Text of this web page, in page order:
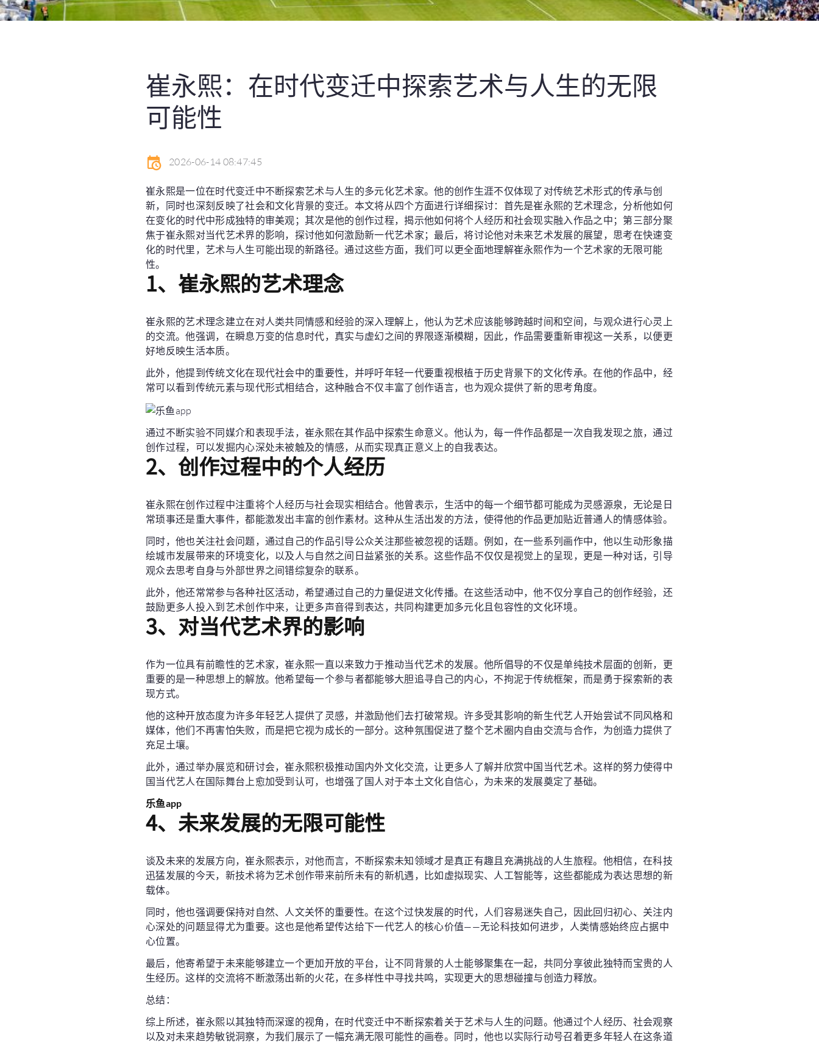
崔永熙：在时代变迁中探索艺术与人生的无限
可能性
2026-06-14 08:47:45
崔永熙是一位在时代变迁中不断探索艺术与人生的多元化艺术家。他的创作生涯不仅体现了对传统艺术形式的传承与创
新，同时也深刻反映了社会和文化背景的变迁。本文将从四个方面进行详细探讨：首先是崔永熙的艺术理念，分析他如何
在变化的时代中形成独特的审美观；其次是他的创作过程，揭示他如何将个人经历和社会现实融入作品之中；第三部分聚
焦于崔永熙对当代艺术界的影响，探讨他如何激励新一代艺术家；最后，将讨论他对未来艺术发展的展望，思考在快速变
化的时代里，艺术与人生可能出现的新路径。通过这些方面，我们可以更全面地理解崔永熙作为一个艺术家的无限可能
性。
1、崔永熙的艺术理念
崔永熙的艺术理念建立在对人类共同情感和经验的深入理解上，他认为艺术应该能够跨越时间和空间，与观众进行心灵上
的交流。他强调，在瞬息万变的信息时代，真实与虚幻之间的界限逐渐模糊，因此，作品需要重新审视这一关系，以便更
好地反映生活本质。
此外，他提到传统文化在现代社会中的重要性，并呼吁年轻一代要重视根植于历史背景下的文化传承。在他的作品中，经
常可以看到传统元素与现代形式相结合，这种融合不仅丰富了创作语言，也为观众提供了新的思考角度。
通过不断实验不同媒介和表现手法，崔永熙在其作品中探索生命意义。他认为，每一件作品都是一次自我发现之旅，通过
创作过程，可以发掘内心深处未被触及的情感，从而实现真正意义上的自我表达。
2、创作过程中的个人经历
崔永熙在创作过程中注重将个人经历与社会现实相结合。他曾表示，生活中的每一个细节都可能成为灵感源泉，无论是日
常琐事还是重大事件，都能激发出丰富的创作素材。这种从生活出发的方法，使得他的作品更加贴近普通人的情感体验。
同时，他也关注社会问题，通过自己的作品引导公众关注那些被忽视的话题。例如，在一些系列画作中，他以生动形象描
绘城市发展带来的环境变化，以及人与自然之间日益紧张的关系。这些作品不仅仅是视觉上的呈现，更是一种对话，引导
观众去思考自身与外部世界之间错综复杂的联系。
此外，他还常常参与各种社区活动，希望通过自己的力量促进文化传播。在这些活动中，他不仅分享自己的创作经验，还
鼓励更多人投入到艺术创作中来，让更多声音得到表达，共同构建更加多元化且包容性的文化环境。
3、对当代艺术界的影响
作为一位具有前瞻性的艺术家，崔永熙一直以来致力于推动当代艺术的发展。他所倡导的不仅是单纯技术层面的创新，更
重要的是一种思想上的解放。他希望每一个参与者都能够大胆追寻自己的内心，不拘泥于传统框架，而是勇于探索新的表
现方式。
他的这种开放态度为许多年轻艺人提供了灵感，并激励他们去打破常规。许多受其影响的新生代艺人开始尝试不同风格和
媒体，他们不再害怕失败，而是把它视为成长的一部分。这种氛围促进了整个艺术圈内自由交流与合作，为创造力提供了
充足土壤。
此外，通过举办展览和研讨会，崔永熙积极推动国内外文化交流，让更多人了解并欣赏中国当代艺术。这样的努力使得中
国当代艺人在国际舞台上愈加受到认可，也增强了国人对于本土文化自信心，为未来的发展奠定了基础。
乐鱼app
4、未来发展的无限可能性
谈及未来的发展方向，崔永熙表示，对他而言，不断探索未知领域才是真正有趣且充满挑战的人生旅程。他相信，在科技
迅猛发展的今天，新技术将为艺术创作带来前所未有的新机遇，比如虚拟现实、人工智能等，这些都能成为表达思想的新
载体。
同时，他也强调要保持对自然、人文关怀的重要性。在这个过快发展的时代，人们容易迷失自己，因此回归初心、关注内
心深处的问题显得尤为重要。这也是他希望传达给下一代艺人的核心价值——无论科技如何进步，人类情感始终应占据中
心位置。
最后，他寄希望于未来能够建立一个更加开放的平台，让不同背景的人士能够聚集在一起，共同分享彼此独特而宝贵的人
生经历。这样的交流将不断激荡出新的火花，在多样性中寻找共鸣，实现更大的思想碰撞与创造力释放。
总结：
综上所述，崔永熙以其独特而深邃的视角，在时代变迁中不断探索着关于艺术与人生的问题。他通过个人经历、社会观察
以及对未来趋势敏锐洞察，为我们展示了一幅充满无限可能性的画卷。同时，他也以实际行动号召着更多年轻人在这条道